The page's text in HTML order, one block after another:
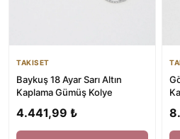
TAKISET
Baykuş 18 Ayar Sarı Altın
Kaplama Gümüş Kolye
4.441,99 ₺